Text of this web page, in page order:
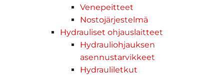
Venepeitteet
Nostojärjestelmä
Hydrauliset ohjauslaitteet
Hydrauliohjauksen
asennustarvikkeet
Hydrauliletkut